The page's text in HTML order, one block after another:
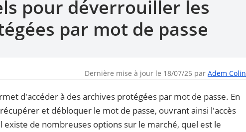
pour déverrouiller les
par mot de passe
Dernière mise à jour le 18/07/25 par Adem Colin
d'accéder à des archives protégées par mot de passe. En
et débloquer le mot de passe, ouvrant ainsi l'accès
de nombreuses options sur le marché, quel est le